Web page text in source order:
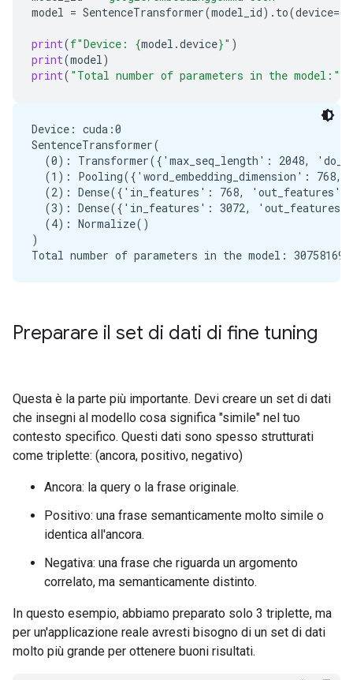
model = SentenceTransformer(model_id) . to(device=
print(f"Device: {model .device}" )
print(model)
print( "Total number of parameters in the model:"
Device: cuda:0
SentenceTransformer(
(0): Transformer({'max_seq_length': 2048,
(1): Pooling({'word_embedding_dimension': 768,
(2): Dense({'in_features': 768,
(3): Dense({'in_features': 3072,
  (4): Normalize()
)
Preparare il set di dati di fine tuning
Questa è la parte più importante. Devi creare un set di dati
che insegni al modello cosa significa "simile" nel tuo
contesto specifico. Questi dati sono spesso strutturati
come triplette: (ancora, positivo, negativo)
Ancora: la query o la frase originale.
Positivo: una frase semanticamente molto simile o
identica all'ancora.
Negativa: una frase che riguarda un argomento
correlato, ma semanticamente distinto.
In questo esempio, abbiamo preparato solo 3 triplette, ma
per un'applicazione reale avresti bisogno di un set di dati
molto più grande per ottenere buoni risultati.